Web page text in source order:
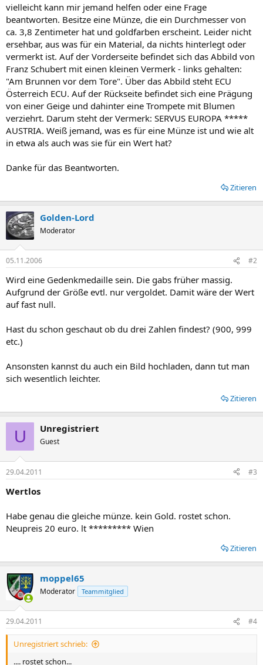
vielleicht kann mir jemand helfen oder eine Frage
beantworten. Besitze eine Münze, die ein Durchmesser von
ca. 3,8 Zentimeter hat und goldfarben erscheint. Leider nicht
ersehbar, aus was für ein Material, da nichts hinterlegt oder
vermerkt ist. Auf der Vorderseite befindet sich das Abbild von
Franz Schubert mit einen kleinen Vermerk - links gehalten:
"Am Brunnen vor dem Tore". Über das Abbild steht ECU
Österreich ECU. Auf der Rückseite befindet sich eine Prägung
von einer Geige und dahinter eine Trompete mit Blumen
verziehrt. Darum steht der Vermerk: SERVUS EUROPA *****
AUSTRIA. Weiß jemand, was es für eine Münze ist und wie alt
in etwa als auch was sie für ein Wert hat?
Danke für das Beantworten.
Zitieren
Golden-Lord
Moderator
05.11.2006 #2
Wird eine Gedenkmedaille sein. Die gabs früher massig.
Aufgrund der Größe evtl. nur vergoldet. Damit wäre der Wert
auf fast null.
Hast du schon geschaut ob du drei Zahlen findest? (900, 999
etc.)
Ansonsten kannst du auch ein Bild hochladen, dann tut man
sich wesentlich leichter.
Zitieren
U Unregistriert
Guest
29.04.2011 #3
Wertlos
Habe genau die gleiche münze. kein Gold. rostet schon.
Neupreis 20 euro. lt ********* Wien
Zitieren
moppel65
Moderator Teammitglied
29.04.2011 #4
Unregistriert schrieb:
.... rostet schon...